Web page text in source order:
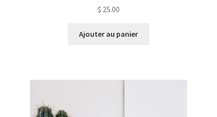
$ 25.00
Ajouter au panier